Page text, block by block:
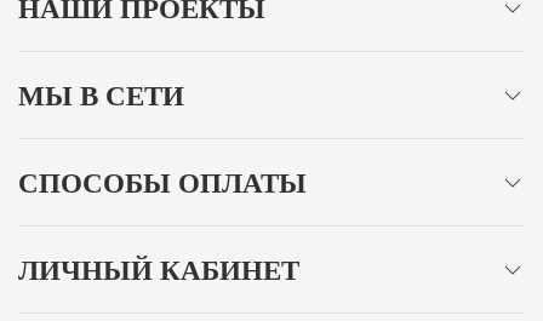
НАШИ ПРОЕКТЫ
МЫ В СЕТИ
СПОСОБЫ ОПЛАТЫ
ЛИЧНЫЙ КАБИНЕТ